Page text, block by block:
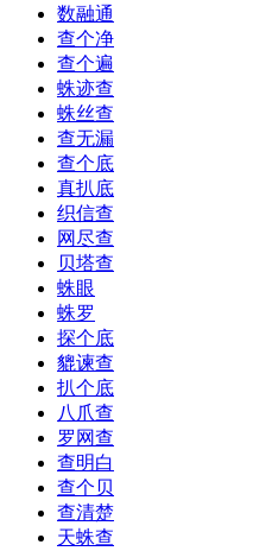
数融通
查个净
查个遍
蛛迹查
蛛丝查
查无漏
查个底
真扒底
织信查
网尽查
贝塔查
蛛眼
蛛罗
探个底
貔谏查
扒个底
八爪查
罗网查
查明白
查个贝
查清楚
天蛛查